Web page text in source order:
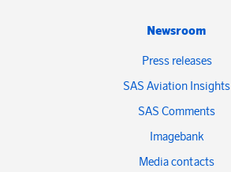
Newsroom
Press releases
SAS Aviation Insights
SAS Comments
Imagebank
Media contacts